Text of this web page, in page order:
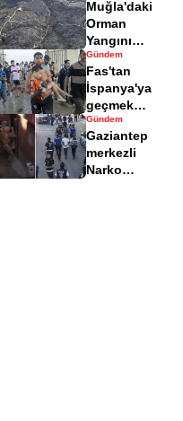
yaralandı
Muğla'daki
Orman
Yangını
Sonrası
Zarar Gören
Alanlar
Havadisinde
Gündem
Fas'tan
İspanya'ya
geçmek
isteyen
göçmenler
geri döndü
Gündem
Gaziantep
merkezli
Narko